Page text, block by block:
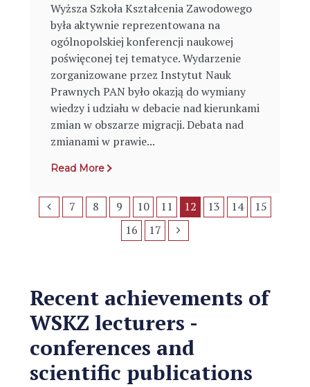
Wyższa Szkoła Kształcenia Zawodowego
była aktywnie reprezentowana na
ogólnopolskiej konferencji naukowej
poświęconej tej tematyce. Wydarzenie
zorganizowane przez Instytut Nauk
Prawnych PAN było okazją do wymiany
wiedzy i udziału w debacie nad kierunkami
zmian w obszarze migracji. Debata nad
zmianami w prawie...
Read More
7 8 9 10 11 12 13 14
15
16
17
Recent achievements of
WSKZ lecturers -
conferences and
scientific publications